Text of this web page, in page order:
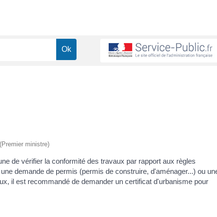
ministre)
de vérifier la conformité des travaux par rapport aux règles
demande de permis (permis de construire, d'aménager...) ou
il est recommandé de demander un certificat d'urbanisme pour